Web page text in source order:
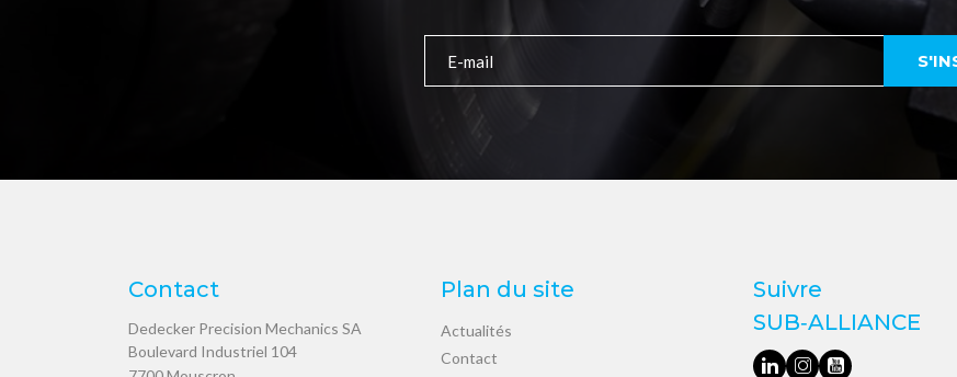
Contact
Dedecker Precision Mechanics SA
Boulevard Industriel 104
Plan du site
Actualités
Contact
Suivre
SUB‑ALLIANCE